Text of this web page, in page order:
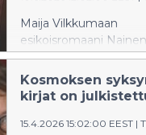
Maija Vilkkumaan
esikoisromaani Nainen
katolla julkaistaan
kirjana keskiviikkona
Vilkkumaa itse.
Kosmoksen
kirjat on
15.4.2026 15:02:00 EEST |